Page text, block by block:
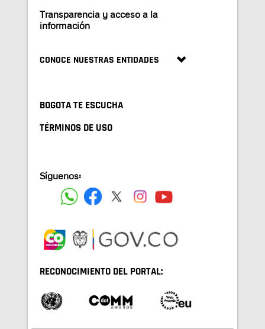
Transparencia y acceso a la
información
CONOCE NUESTRAS ENTIDADES
BOGOTA TE ESCUCHA
TÉRMINOS DE USO
Síguenos:
RECONOCIMIENTO DEL PORTAL: